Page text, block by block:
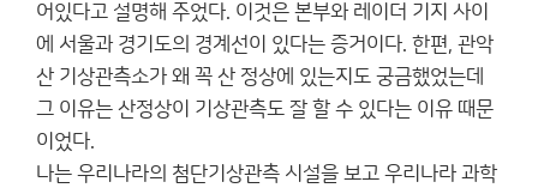
어있다고 설명해 주었다. 이것은 본부와 레이더 기지 사이
에 서울과 경기도의 경계선이 있다는 증거이다. 한편, 관악
산 기상관측소가 왜 꼭 산 정상에 있는지도 궁금했었는데
그 이유는 산정상이 기상관측도 잘 할 수 있다는 이유 때문
이었다.
나는 우리나라의 첨단기상관측 시설을 보고 우리나라 과학